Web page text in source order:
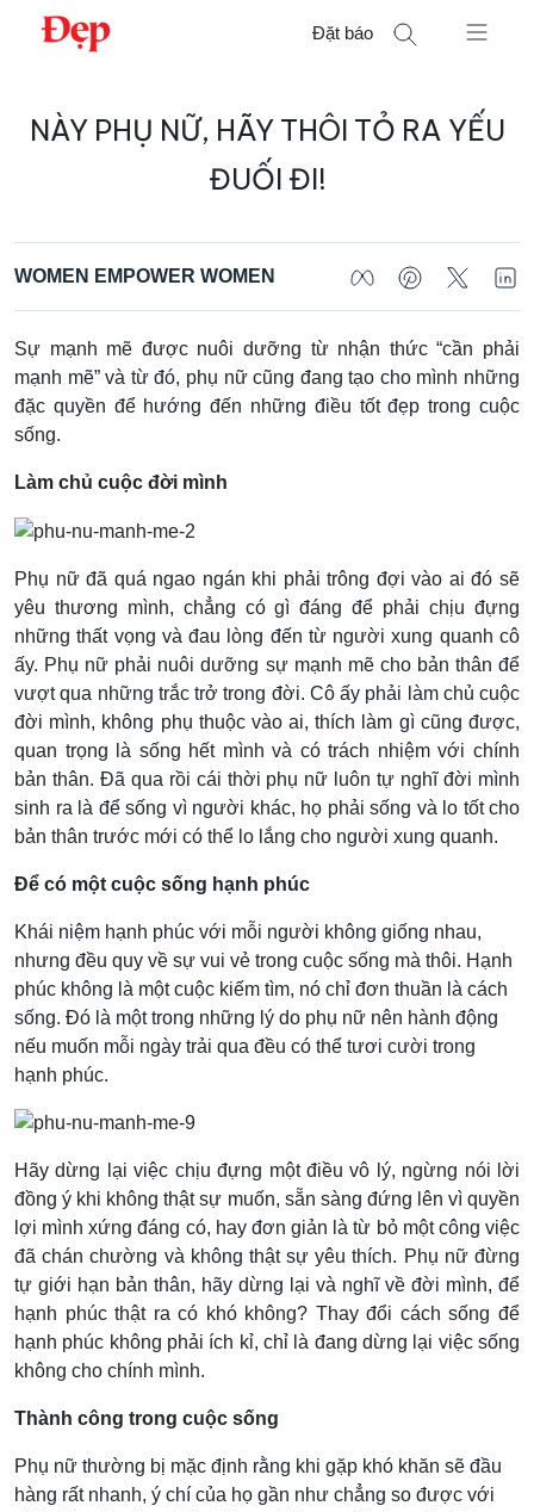
Chuyển
Đặt báo
kiếm
NÀY PHỤ NỮ, HÃY THÔI TỎ RA YẾU
ĐUỐI ĐI!
WOMEN EMPOWER WOMEN
Sự mạnh mẽ được nuôi dưỡng từ nhận thức “cần phải
mạnh mẽ” và từ đó, phụ nữ cũng đang tạo cho mình những
đặc quyền để hướng đến những điều tốt đẹp trong cuộc
sống.
Làm chủ cuộc đời mình
Phụ nữ đã quá ngao ngán khi phải trông đợi vào ai đó sẽ
yêu thương mình, chẳng có gì đáng để phải chịu đựng
những thất vọng và đau lòng đến từ người xung quanh cô
ấy. Phụ nữ phải nuôi dưỡng sự mạnh mẽ cho bản thân để
vượt qua những trắc trở trong đời. Cô ấy phải làm chủ cuộc
đời mình, không phụ thuộc vào ai, thích làm gì cũng được,
quan trọng là sống hết mình và có trách nhiệm với chính
bản thân. Đã qua rồi cái thời phụ nữ luôn tự nghĩ đời mình
sinh ra là để sống vì người khác, họ phải sống và lo tốt cho
bản thân trước mới có thể lo lắng cho người xung quanh.
Để có một cuộc sống hạnh phúc
Khái niệm hạnh phúc với mỗi người không giống nhau,
nhưng đều quy về sự vui vẻ trong cuộc sống mà thôi. Hạnh
phúc không là một cuộc kiếm tìm, nó chỉ đơn thuần là cách
sống. Đó là một trong những lý do phụ nữ nên hành động
nếu muốn mỗi ngày trải qua đều có thể tươi cười trong
hạnh phúc.
Hãy dừng lại việc chịu đựng một điều vô lý, ngừng nói lời
đồng ý khi không thật sự muốn, sẵn sàng đứng lên vì quyền
lợi mình xứng đáng có, hay đơn giản là từ bỏ một công việc
đã chán chường và không thật sự yêu thích. Phụ nữ đừng
tự giới hạn bản thân, hãy dừng lại và nghĩ về đời mình, để
hạnh phúc thật ra có khó không? Thay đổi cách sống để
hạnh phúc không phải ích kỉ, chỉ là đang dừng lại việc sống
không cho chính mình.
Thành công trong cuộc sống
Phụ nữ thường bị mặc định rằng khi gặp khó khăn sẽ đầu
hàng rất nhanh, ý chí của họ gần như chẳng so được với